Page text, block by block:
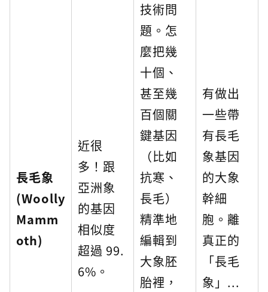
長毛象
(Woolly
Mamm
oth)
近很
多！跟
亞洲象
的基因
相似度
超過 99.
6%。
技術問
題。怎
麼把幾
十個、
甚至幾
百個關
鍵基因
（比如
抗寒、
長毛）
精準地
編輯到
大象胚
胎裡，
有做出
一些帶
有長毛
象基因
的大象
幹細
胞。離
真正的
「長毛
象」...